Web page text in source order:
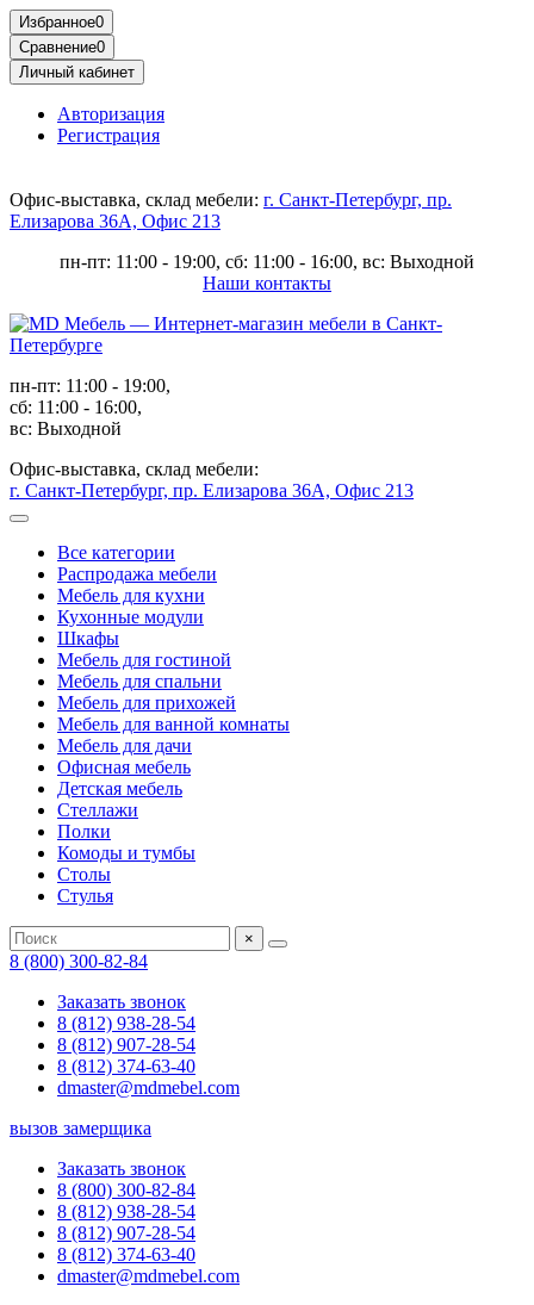
Избранное0
Сравнение0
Личный кабинет
Авторизация
Регистрация
Офис-выставка, склад мебели: г. Санкт-Петербург, пр.
Елизарова 36А, Офис 213
пн-пт: 11:00 - 19:00, сб: 11:00 - 16:00, вс: Выходной
Наши контакты
пн-пт: 11:00 - 19:00,
сб: 11:00 - 16:00,
вс: Выходной
Офис-выставка, склад мебели:
г. Санкт-Петербург, пр. Елизарова 36А, Офис 213
Все категории
Распродажа мебели
Мебель для кухни
Кухонные модули
Шкафы
Мебель для гостиной
Мебель для спальни
Мебель для прихожей
Мебель для ванной комнаты
Мебель для дачи
Офисная мебель
Детская мебель
Стеллажи
Полки
Комоды и тумбы
Столы
Стулья
×
8 (800) 300-82-84
Заказать звонок
8 (812) 938-28-54
8 (812) 907-28-54
8 (812) 374-63-40
dmaster@mdmebel.com
вызов замерщика
Заказать звонок
8 (800) 300-82-84
8 (812) 938-28-54
8 (812) 907-28-54
8 (812) 374-63-40
dmaster@mdmebel.com